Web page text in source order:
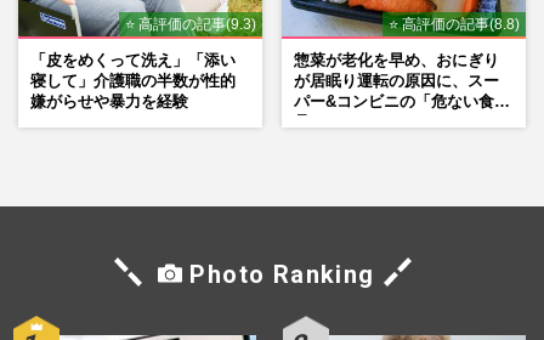
⭐ 高評価の記事(9.3)
「皮をめくって洗え」「添い
寝して」介護職の半数が性的
嫌がらせや暴力を経験
⭐ 高評価の記事(8.8)
惣菜が老化を早め、おにぎり
が居眠り運転の原因に、スー
パー&コンビニの「危ない食
Photo Ranking